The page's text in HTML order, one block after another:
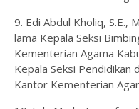
9. Edi Abdul Kholiq, S.E.,
lama Kepala Seksi
Kementerian Agama
Kepala Seksi Pendidikan
Kantor Kementerian